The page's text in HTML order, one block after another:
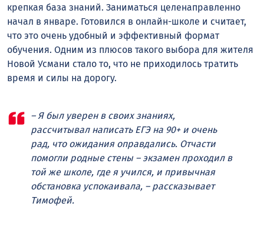
крепкая база знаний. Заниматься целенаправленно
начал в январе. Готовился в онлайн-школе и считает,
что это очень удобный и эффективный формат
обучения. Одним из плюсов такого выбора для жителя
Новой Усмани стало то, что не приходилось тратить
время и силы на дорогу.
– Я был уверен в своих знаниях,
рассчитывал написать ЕГЭ на 90+ и очень
рад, что ожидания оправдались. Отчасти
помогли родные стены – экзамен проходил в
той же школе, где я учился, и привычная
обстановка успокаивала, – рассказывает
Тимофей.